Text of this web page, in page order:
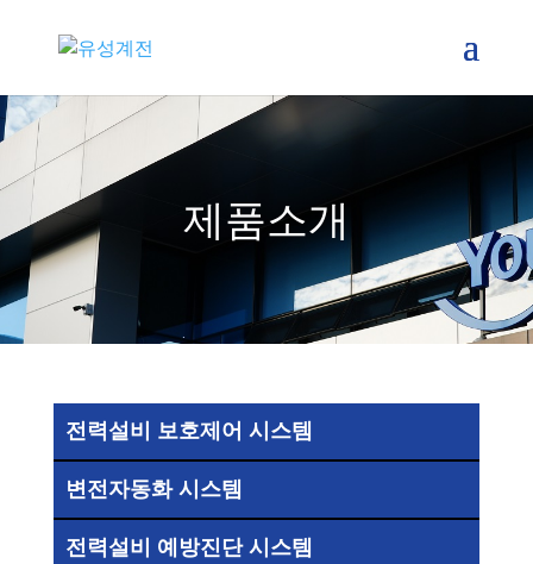
제품소개
전력설비 보호제어 시스템
변전자동화 시스템
전력설비 예방진단 시스템